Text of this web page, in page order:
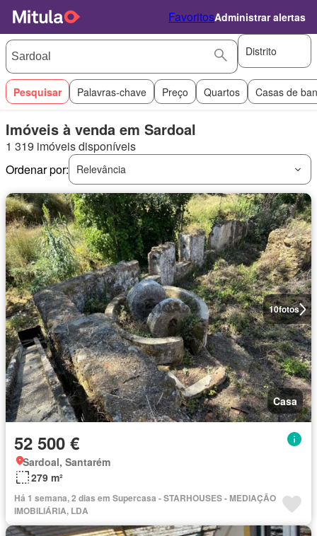
FavoritosAdministrar alertas
Distrito
Pesquisar Palavras-chave Preço Quartos Casas de
Imóveis à venda em Sardoal
1 319 imóveis disponíveis
Ordenar por:
Relevância
10fotos
Casa
52 500 €
Sardoal, Santarém
279 m²
Há 1 semana, 2 dias em Supercasa - STARHOUSES - MEDIAÇÃO
IMOBILIÁRIA, LDA